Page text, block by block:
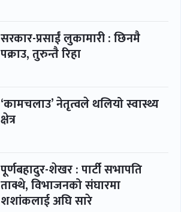
सरकार-प्रसाईं लुकामारी : छिनमै
पक्राउ, तुरुन्तै रिहा
‘कामचलाउ’ नेतृत्वले थलियो स्वास्थ्य
क्षेत्र
पूर्णबहादुर-शेखर : पार्टी सभापति
ताक्थे, विभाजनको संघारमा
शशांकलाई अघि सारे